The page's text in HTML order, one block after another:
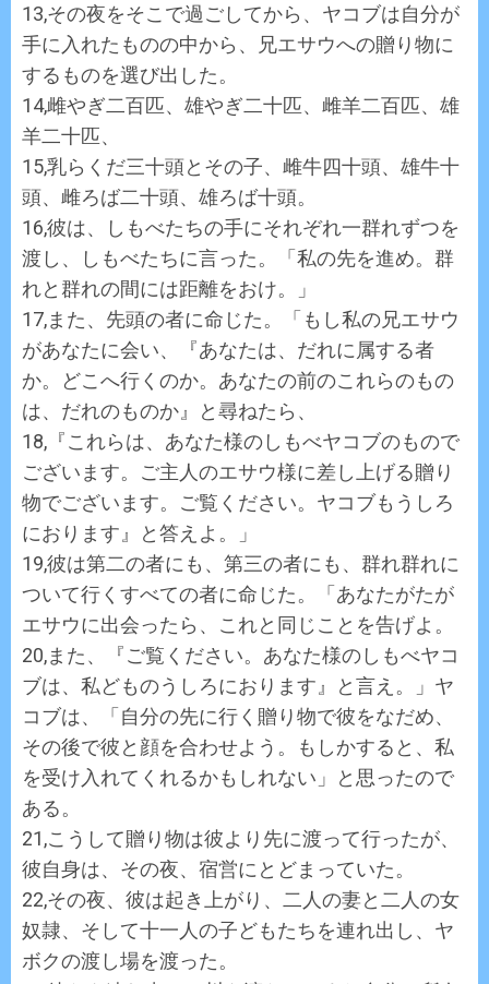
13,その夜をそこで過ごしてから、ヤコブは自分が
手に入れたものの中から、兄エサウへの贈り物に
するものを選び出した。
14,雌やぎ二百匹、雄やぎ二十匹、雌羊二百匹、雄
羊二十匹、
15,乳らくだ三十頭とその子、雌牛四十頭、雄牛十
頭、雌ろば二十頭、雄ろば十頭。
16,彼は、しもべたちの手にそれぞれ一群れずつを
渡し、しもべたちに言った。「私の先を進め。群
れと群れの間には距離をおけ。」
17,また、先頭の者に命じた。「もし私の兄エサウ
があなたに会い、『あなたは、だれに属する者
か。どこへ行くのか。あなたの前のこれらのもの
は、だれのものか』と尋ねたら、
18,『これらは、あなた様のしもべヤコブのもので
ございます。ご主人のエサウ様に差し上げる贈り
物でございます。ご覧ください。ヤコブもうしろ
におります』と答えよ。」
19,彼は第二の者にも、第三の者にも、群れ群れに
ついて行くすべての者に命じた。「あなたがたが
エサウに出会ったら、これと同じことを告げよ。
20,また、『ご覧ください。あなた様のしもべヤコ
ブは、私どものうしろにおります』と言え。」ヤ
コブは、「自分の先に行く贈り物で彼をなだめ、
その後で彼と顔を合わせよう。もしかすると、私
を受け入れてくれるかもしれない」と思ったので
ある。
21,こうして贈り物は彼より先に渡って行ったが、
彼自身は、その夜、宿営にとどまっていた。
22,その夜、彼は起き上がり、二人の妻と二人の女
奴隷、そして十一人の子どもたちを連れ出し、ヤ
ボクの渡し場を渡った。